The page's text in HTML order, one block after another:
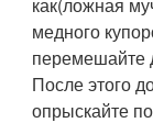
медного
перемешайте
После этого
опрыскайте